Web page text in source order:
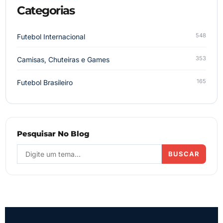
Categorias
Futebol Internacional 548
Camisas, Chuteiras e Games 353
Futebol Brasileiro 165
Pesquisar No Blog
BUSCAR